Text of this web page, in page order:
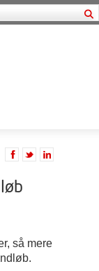
så mere